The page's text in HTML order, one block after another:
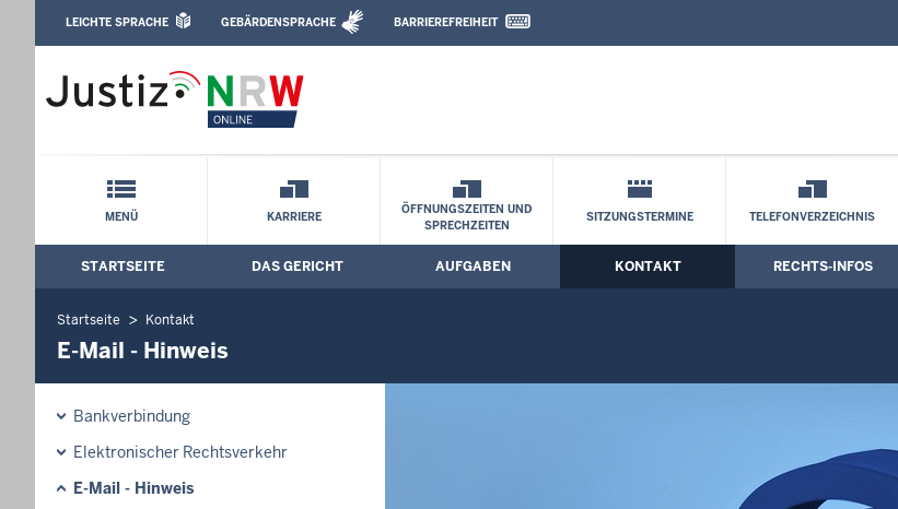
Amtsgericht Waldbröl: E-Mail - Hinweis
Leichte Sprache, Gebärdensprachenvideo und Kontaktformular
LEICHTE SPRACHE GEBÄRDENSPRACHE BARRIEREFREIHEIT
Schnellnavigation mit Volltext-Suche
MENÜ KARRIERE
ÖFFNUNGSZEITEN UND
SPRECHZEITEN
SITZUNGSTERMINE TELEFONVERZEICHNIS
Hauptmenü: Hauptnavigation
STARTSEITE DAS GERICHT AUFGABEN KONTAKT RECHTS-INFOS
Startseite Kontakt
E-Mail - Hinweis
Bankverbindung
Elektronischer Rechtsverkehr
E-Mail - Hinweis